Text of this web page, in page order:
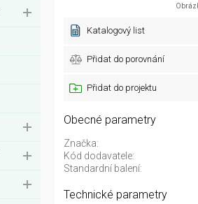
Katalogový list
Přidat do porovnání
Přidat do projektu
Obecné parametry
Značka:
Kód dodavatele:
Standardní balení:
Technické parametry